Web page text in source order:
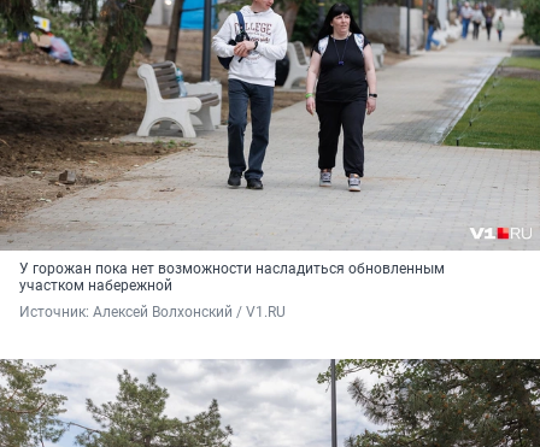
У горожан пока нет возможности насладиться обновленным
участком набережной
Источник: Алексей Волхонский / V1.RU